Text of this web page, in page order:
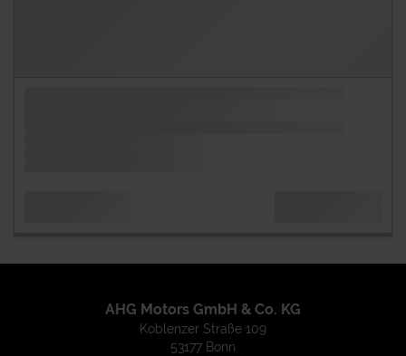
AHG Motors GmbH & Co. KG
Koblenzer Straße 109
53177 Bonn